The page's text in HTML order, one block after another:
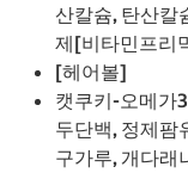
산칼슘, 탄산칼
제[비타민프리
[헤어볼]
캣쿠키-오메가
두단백, 정제팜
구가루, 개다래